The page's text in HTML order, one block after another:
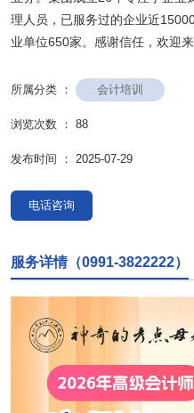
理人员，已服务过的企业近
业单位650家。感谢信任，欢迎
所属分类 ： 会计培训
浏览次数 ： 88
发布时间 ： 2025-07-29
电话咨询
服务详情（0991-3822222）